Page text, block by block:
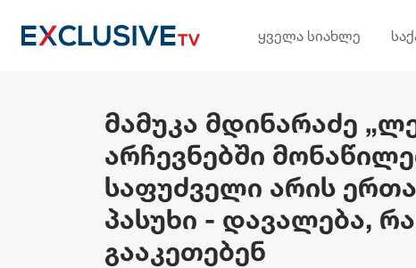
ყველა სიახლე
მამუკა მდინარაძე
არჩევნებში
საფუძველი არის
პასუხი - დავალება,
გააკეთებენ